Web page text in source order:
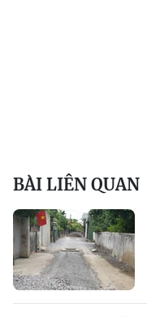
BÀI LIÊN QUAN